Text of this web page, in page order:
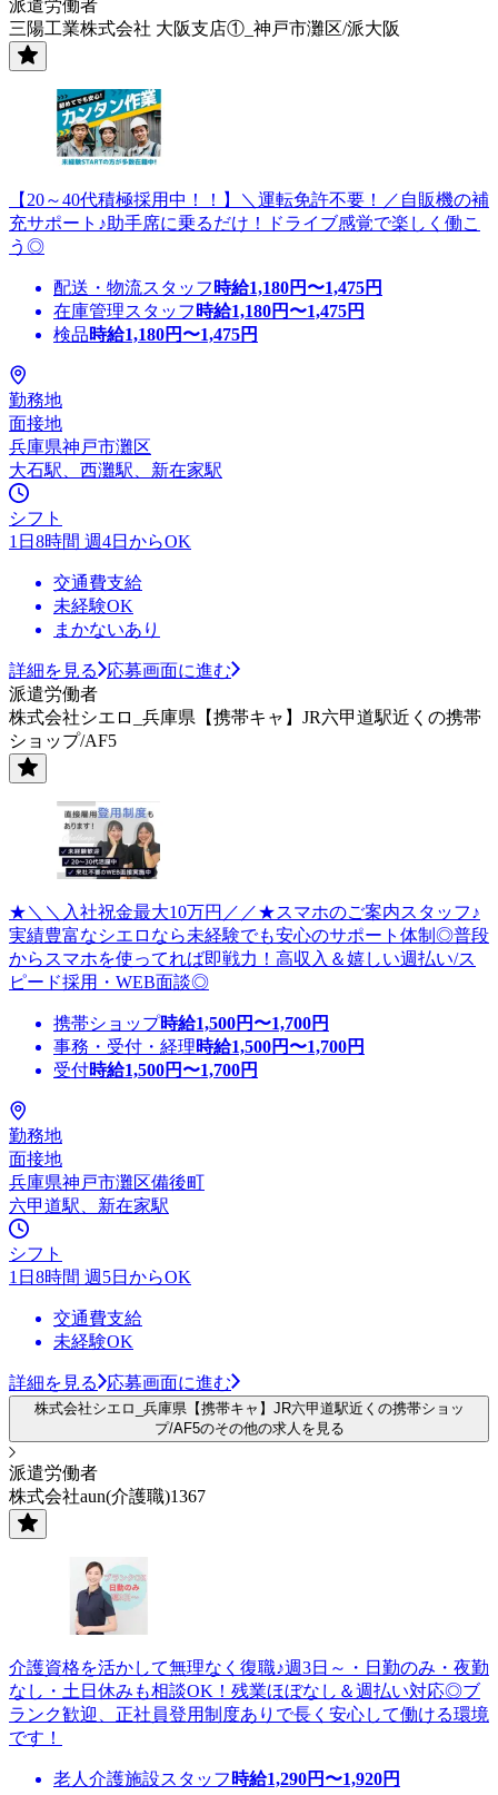
派遣労働者
三陽工業株式会社 大阪支店①_神戸市灘区/派大阪
【20～40代積極採用中！！】＼運転免許不要！／自販機の補
充サポート♪助手席に乗るだけ！ドライブ感覚で楽しく働こ
う◎
配送・物流スタッフ 時給1,180円〜1,475円
在庫管理スタッフ 時給1,180円〜1,475円
検品時給1,180円〜1,475円
勤務地
面接地
兵庫県神戸市灘区
大石駅、西灘駅、新在家駅
シフト
1日8時間 週4日からOK
交通費支給
未経験OK
まかないあり
詳細を見る
応募画面に進む
派遣労働者
株式会社シエロ_兵庫県【携帯キャ】JR六甲道駅近くの携帯
ショップ/AF5
★＼＼入社祝金最大10万円／／★スマホのご案内スタッフ♪
実績豊富なシエロなら未経験でも安心のサポート体制◎普段
からスマホを使ってれば即戦力！高収入＆嬉しい週払い/ス
ピード採用・WEB面談◎
携帯ショップ時給1,500円〜1,700円
事務・受付・経理時給1,500円〜1,700円
受付時給1,500円〜1,700円
勤務地
面接地
兵庫県神戸市灘区備後町
六甲道駅、新在家駅
シフト
1日8時間 週5日からOK
交通費支給
未経験OK
詳細を見る 応募画面に進む
株式会社シエロ_兵庫県【携帯キャ】JR六甲道駅近くの携帯ショッ
プ/AF5のその他の求人を見る
派遣労働者
株式会社aun(介護職)1367
介護資格を活かして無理なく復職♪週3日～・日勤のみ・夜勤
なし・土日休みも相談OK！残業ほぼなし＆週払い対応◎ブ
ランク歓迎、正社員登用制度ありで長く安心して働ける環境
です！
老人介護施設スタッフ 時給1,290円〜1,920円